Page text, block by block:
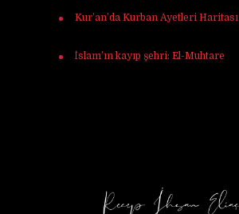
Kur’an’da Kurban Ayetleri Haritası
İslam’ın kayıp şehri: El-Muhtare